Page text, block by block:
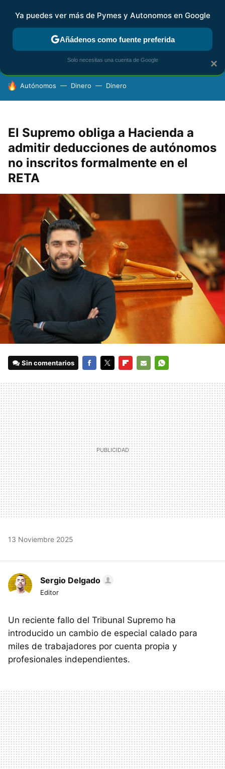
FISCALIDAD Y CONTABILIDAD KIT DIGITAL RENTA
HOY SE HABLA DE
Autónomos Dinero Dinero
El Supremo obliga a Hacienda a
admitir deducciones de autónomos
no inscritos formalmente en el
RETA
Sin comentarios
MAIL
13 Noviembre 2025
Sergio Delgado
Editor
Un reciente fallo del Tribunal Supremo ha
introducido un cambio de especial calado para
miles de trabajadores por cuenta propia y
profesionales independientes.
×
Ya puedes ver más de Pymes y Autonomos en Google
Añádenos como fuente preferida
Solo necesitas una cuenta de Google